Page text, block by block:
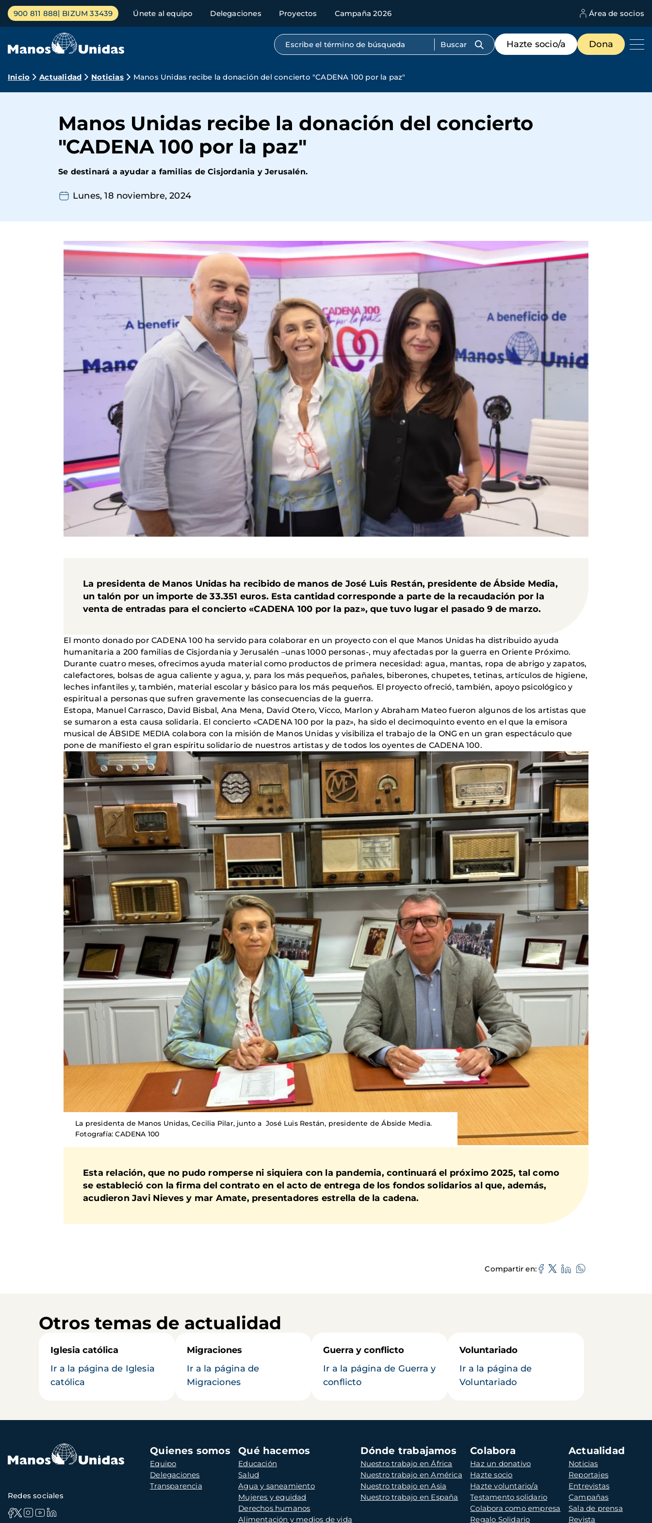
Pasar
contenido
Menú
principal
900 811 888 BIZUM 33439 Únete al equipo Delegaciones Proyectos Campaña 2026 Área de socios
Búsqueda por texto completo
Menú
de
destacados
Hazte socio/a Dona
Ruta
navegación
Inicio Actualidad Noticias Manos Unidas recibe la donación del concierto "CADENA 100 por la paz"
Manos Unidas recibe la donación del concierto
"CADENA 100 por la paz"
Se destinará a ayudar a familias de Cisjordania y Jerusalén.
Lunes, 18 noviembre, 2024
La presidenta de Manos Unidas ha recibido de manos de José Luis Restán, presidente de Ábside Media,
un talón por un importe de 33.351 euros. Esta cantidad corresponde a parte de la recaudación por la
venta de entradas para el concierto «CADENA 100 por la paz», que tuvo lugar el pasado 9 de marzo.
El monto donado por CADENA 100 ha servido para colaborar en un proyecto con el que Manos Unidas ha distribuido ayuda
humanitaria a 200 familias de Cisjordania y Jerusalén –unas 1000 personas-, muy afectadas por la guerra en Oriente Próximo.
Durante cuatro meses, ofrecimos ayuda material como productos de primera necesidad: agua, mantas, ropa de abrigo y zapatos,
calefactores, bolsas de agua caliente y agua, y, para los más pequeños, pañales, biberones, chupetes, tetinas, artículos de higiene,
leches infantiles y, también, material escolar y básico para los más pequeños. El proyecto ofreció, también, apoyo psicológico y
espiritual a personas que sufren gravemente las consecuencias de la guerra.
Estopa, Manuel Carrasco, David Bisbal, Ana Mena, David Otero, Vicco, Marlon y Abraham Mateo fueron algunos de los artistas que
se sumaron a esta causa solidaria. El concierto «CADENA 100 por la paz», ha sido el decimoquinto evento en el que la emisora
musical de ÁBSIDE MEDIA colabora con la misión de Manos Unidas y visibiliza el trabajo de la ONG en un gran espectáculo que
pone de manifiesto el gran espíritu solidario de nuestros artistas y de todos los oyentes de CADENA 100.
La presidenta de Manos Unidas, Cecilia Pilar, junto a José Luis Restán, presidente de Ábside Media.
Fotografía: CADENA 100
Esta relación, que no pudo romperse ni siquiera con la pandemia, continuará el próximo 2025, tal como
se estableció con la firma del contrato en el acto de entrega de los fondos solidarios al que, además,
acudieron Javi Nieves y mar Amate, presentadores estrella de la cadena.
Compartir en
Otros temas de actualidad
Iglesia católica
Ir a la página de Iglesia
católica
Migraciones
Ir a la página de
Migraciones
Guerra y conflicto
Ir a la página de Guerra y
conflicto
Voluntariado
Ir a la página de
Voluntariado
Navegación
principal
Quienes somos
Equipo
Delegaciones
Transparencia
Qué hacemos
Educación
Salud
Agua y saneamiento
Mujeres y equidad
Derechos humanos
Alimentación y medios de vida
Dónde trabajamos
Nuestro trabajo en África
Nuestro trabajo en América
Nuestro trabajo en Asia
Nuestro trabajo en España
Colabora
Haz un donativo
Hazte socio
Hazte voluntario/a
Testamento solidario
Colabora como empresa
Regalo Solidario
Actualidad
Noticias
Reportajes
Entrevistas
Campañas
Sala de prensa
Revista
Redes sociales